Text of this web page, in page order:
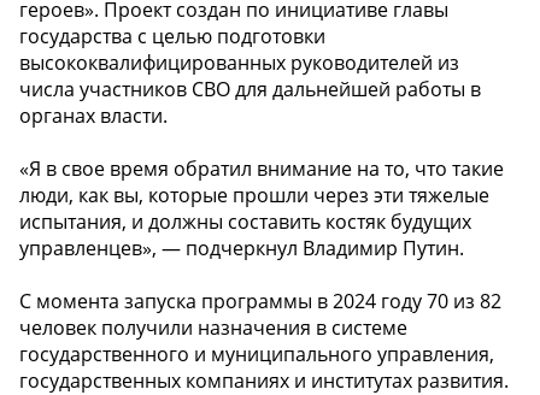
героев». Проект создан по инициативе главы
государства с целью подготовки
высококвалифицированных руководителей из
числа участников СВО для дальнейшей работы в
органах власти.
«Я в свое время обратил внимание на то, что такие
люди, как вы, которые прошли через эти тяжелые
испытания, и должны составить костяк будущих
управленцев», — подчеркнул Владимир Путин.
С момента запуска программы в 2024 году 70 из 82
человек получили назначения в системе
государственного и муниципального управления,
государственных компаниях и институтах развития.